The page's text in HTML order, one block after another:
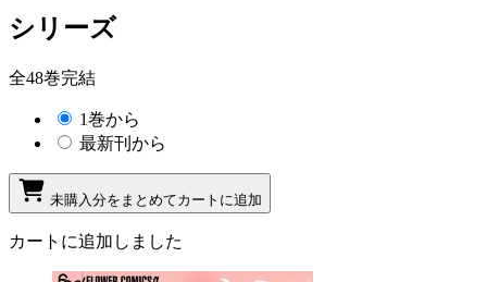
シリーズ
全48巻完結
1巻から
最新刊から
未購入分をまとめてカートに追加
カートに追加しました